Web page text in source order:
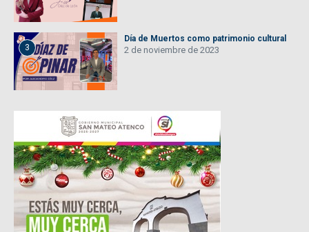
3
Día de Muertos como patrimonio cultural
2 de noviembre de 2023